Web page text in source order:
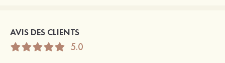
AVIS DES CLIENTS
5.0